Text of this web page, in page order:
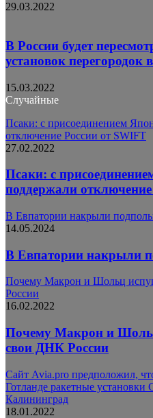
29.03.2022
В России будет
установок
15.03.2022
Случайные
Псаки: с присоединением
отключение России от SWIFT
27.02.2022
Псаки: с
поддержали
В Евпатории накрыли
14.05.2024
В Евпатории накрыли
Почему Макрон и Шольц
России
16.02.2022
Почему Макрон и
свои ДНК России
Сайт Avia.pro предположил,
Готланде ракетные
Калининград
18.01.2022